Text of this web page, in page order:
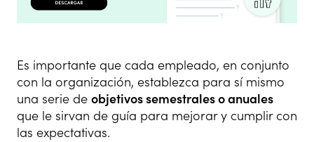
Es importante que cada empleado, en conjunto
con la organización, establezca para sí mismo
una serie de objetivos semestrales o anuales
que le sirvan de guía para mejorar y cumplir con
las expectativas.